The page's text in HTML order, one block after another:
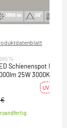
Schienenspot
25W 3000K (LED
UVP -26%